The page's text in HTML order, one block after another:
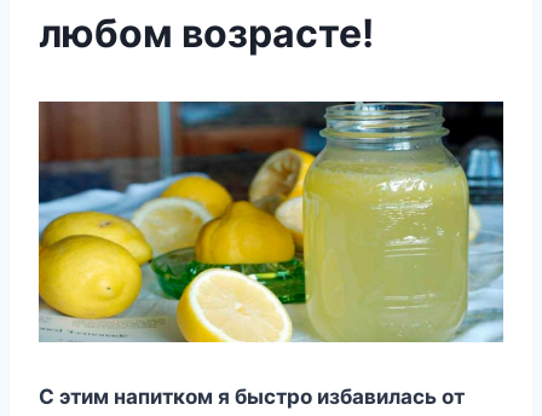
любом возрасте!
С этим напитком я быстро избавилась от